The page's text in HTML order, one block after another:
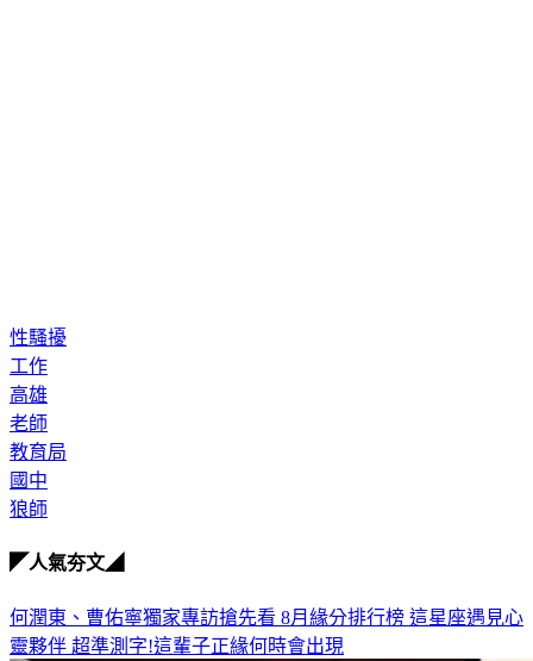
性騷擾
工作
高雄
老師
教育局
國中
何潤東、曹佑寧獨家專訪搶先看8月緣分排行榜 這星座遇見心